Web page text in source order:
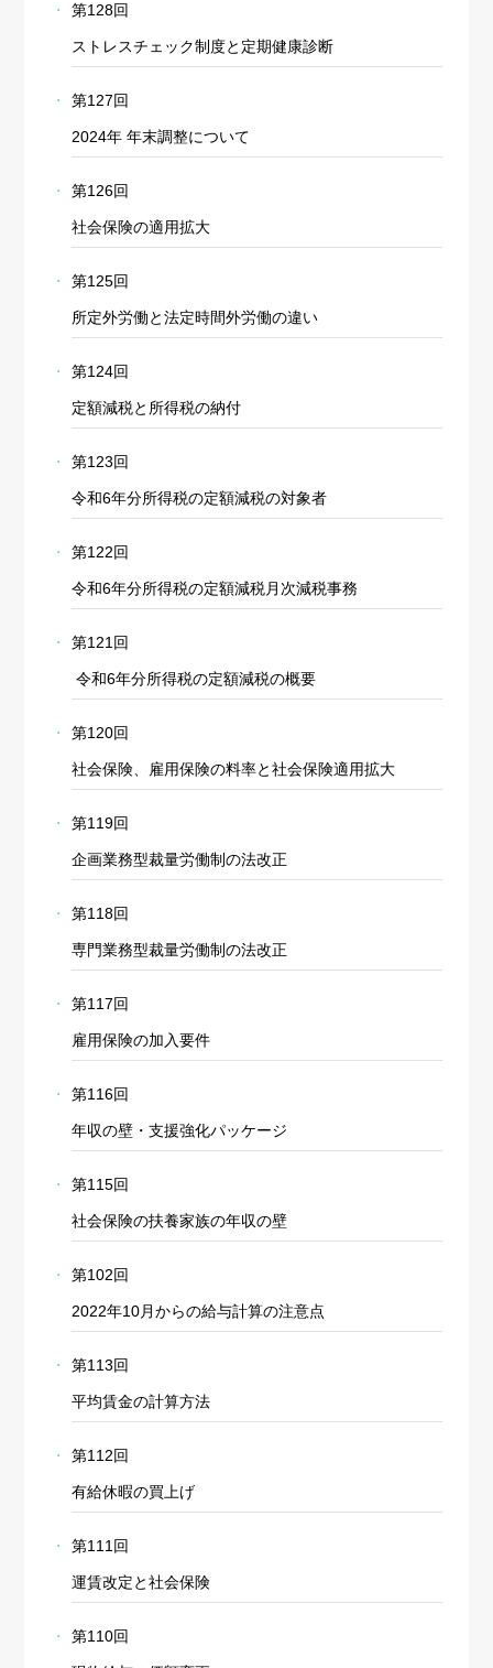
第128回
ストレスチェック制度と定期健康診断
第127回
2024年 年末調整について
第126回
社会保険の適用拡大
第125回
所定外労働と法定時間外労働の違い
第124回
定額減税と所得税の納付
第123回
令和6年分所得税の定額減税の対象者
第122回
令和6年分所得税の定額減税月次減税事務
第121回
令和6年分所得税の定額減税の概要
第120回
社会保険、雇用保険の料率と社会保険適用拡大
第119回
企画業務型裁量労働制の法改正
第118回
専門業務型裁量労働制の法改正
第117回
雇用保険の加入要件
第116回
年収の壁・支援強化パッケージ
第115回
社会保険の扶養家族の年収の壁
第102回
2022年10月からの給与計算の注意点
第113回
平均賃金の計算方法
第112回
有給休暇の買上げ
第111回
運賃改定と社会保険
第110回